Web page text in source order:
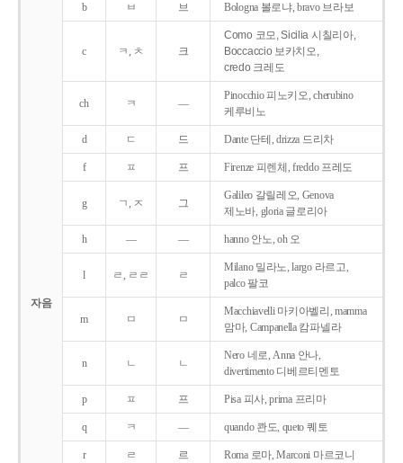
자음
b ㅂ 브 Bologna 볼로냐, bravo 브라보
c ㅋ, ㅊ 크
Como 코모, Sicilia 시칠리아,
Boccaccio 보카치오,
credo 크레도
ch ㅋ ―
Pinocchio 피노키오, cherubino
케루비노
d ㄷ 드 Dante 단테, drizza 드리차
f ㅍ 프 Firenze 피렌체, freddo 프레도
g ㄱ, ㅈ 그
Galileo 갈릴레오, Genova
제노바, gloria 글로리아
h ― ― hanno 안노, oh 오
l ㄹ, ㄹㄹ ㄹ
Milano 밀라노, largo 라르고,
palco 팔코
m ㅁ ㅁ
Macchiavelli 마키아벨리, mamma
맘마, Campanella 캄파넬라
n ㄴ ㄴ
Nero 네로, Anna 안나,
divertimento 디베르티멘토
p ㅍ 프 Pisa 피사, prima 프리마
q ㅋ ― quando 콴도, queto 퀘토
r ㄹ 르 Roma 로마, Marconi 마르코니